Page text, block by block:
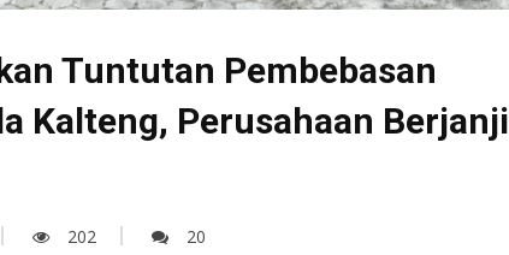
Tuntutan Pembebasan
Kalteng, Perusahaan Berjanji
202 20